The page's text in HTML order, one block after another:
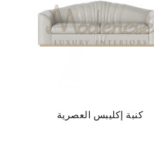
كنبة إكليبس العصرية